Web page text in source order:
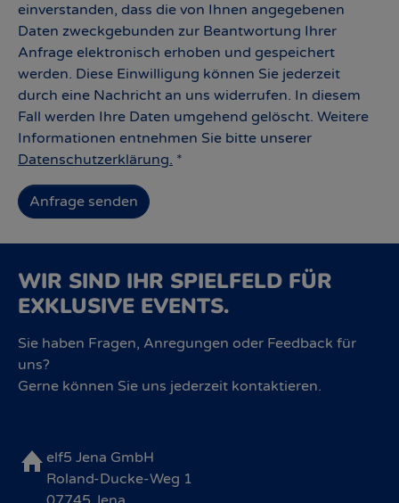
einverstanden, dass die von Ihnen angegebenen
Daten zweckgebunden zur Beantwortung Ihrer
Anfrage elektronisch erhoben und gespeichert
werden. Diese Einwilligung können Sie jederzeit
durch eine Nachricht an uns widerrufen. In diesem
Fall werden Ihre Daten umgehend gelöscht. Weitere
Informationen entnehmen Sie bitte unserer
Datenschutzerklärung. *
Anfrage senden
WIR SIND IHR SPIELFELD FÜR
EXKLUSIVE EVENTS.
Sie haben Fragen, Anregungen oder Feedback für
uns?
Gerne können Sie uns jederzeit kontaktieren.
elf5 Jena GmbH
Roland-Ducke-Weg 1